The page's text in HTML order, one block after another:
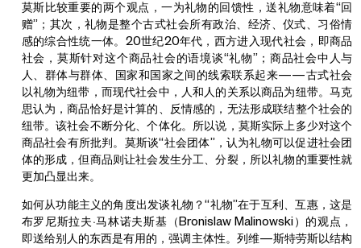
莫斯比较重要的两个观点，一为礼物的回馈性，送礼物意味着“回
赠”；其次，礼物是整个古式社会所有政治、经济、仪式、习俗情
感的综合性统一体。20世纪20年代，西方进入现代社会，即商品
社会，莫斯针对这个商品社会的语境谈“礼物”；商品社会中人与
人、群体与群体、国家和国家之间的线索联系起来——古式社会
以礼物为纽带，而现代社会中，人和人的关系以商品为纽带。马克
思认为，商品恰好是计算的、反情感的，无法形成联结整个社会的
纽带。该社会不断分化、个体化。所以说，莫斯实际上多少对这个
商品社会有所批判。莫斯谈“社会团体”，认为礼物可以促进社会团
体的形成，但商品则让社会发生分工、分裂，所以礼物的重要性就
更加凸显出来。
如何从功能主义的角度出发谈礼物？“礼物”在于互利、互惠，这是
布罗尼斯拉夫·马林诺夫斯基（Bronislaw Malinowski）的观点，
即送给别人的东西是有用的，强调主体性。列维—斯特劳斯以结构